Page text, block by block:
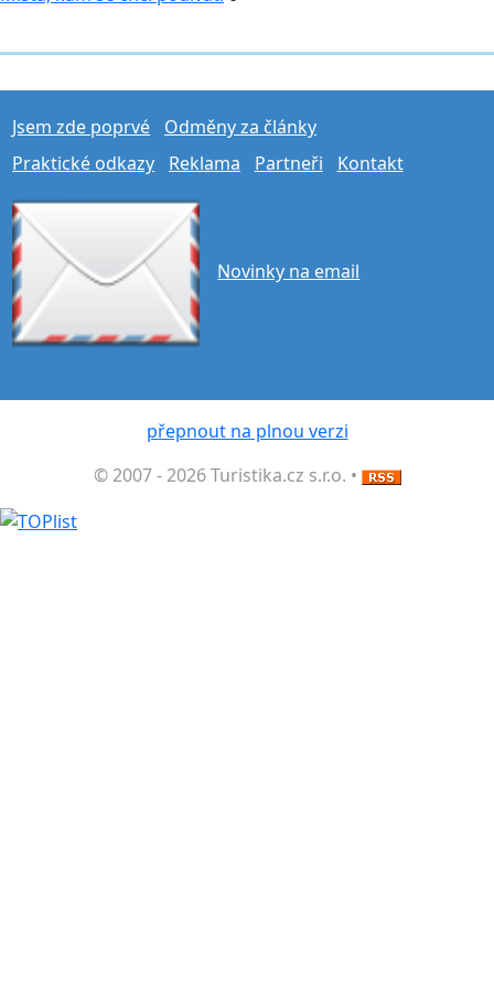
Jsem zde poprvé
Odměny za články
Praktické odkazy
Reklama Partneři Kontakt
Novinky na email
přepnout na plnou verzi
© 2007 - 2026 Turistika.cz s.r.o. •